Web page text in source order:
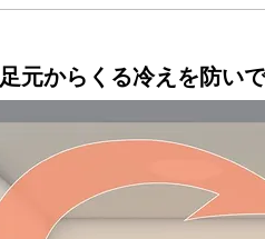
足元からくる冷えを防い